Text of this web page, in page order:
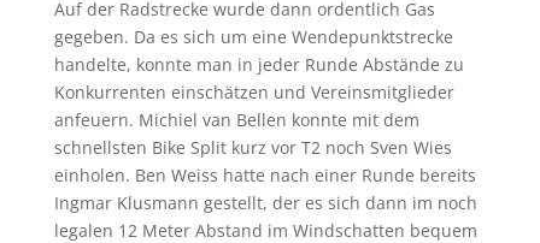
Auf der Radstrecke wurde dann ordentlich Gas
gegeben. Da es sich um eine Wendepunktstrecke
handelte, konnte man in jeder Runde Abstände zu
Konkurrenten einschätzen und Vereinsmitglieder
anfeuern. Michiel van Bellen konnte mit dem
schnellsten Bike Split kurz vor T2 noch Sven Wies
einholen. Ben Weiss hatte nach einer Runde bereits
Ingmar Klusmann gestellt, der es sich dann im noch
legalen 12 Meter Abstand im Windschatten bequem